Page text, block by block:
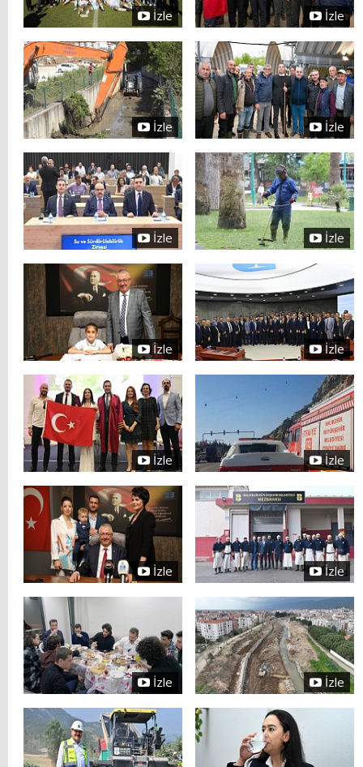
İzle İzle
İzle İzle
İzle İzle
İzle İzle
İzle İzle
İzle İzle
İzle İzle